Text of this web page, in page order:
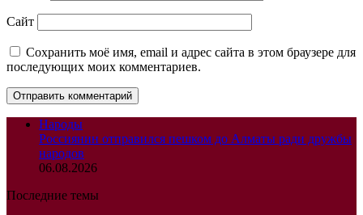
Сайт
Сохранить моё имя, email и адрес сайта в этом браузере для
последующих моих комментариев.
Народы
Россиянин отправился пешком до Алматы ради дружбы
народов
06.08.2026
Последние темы